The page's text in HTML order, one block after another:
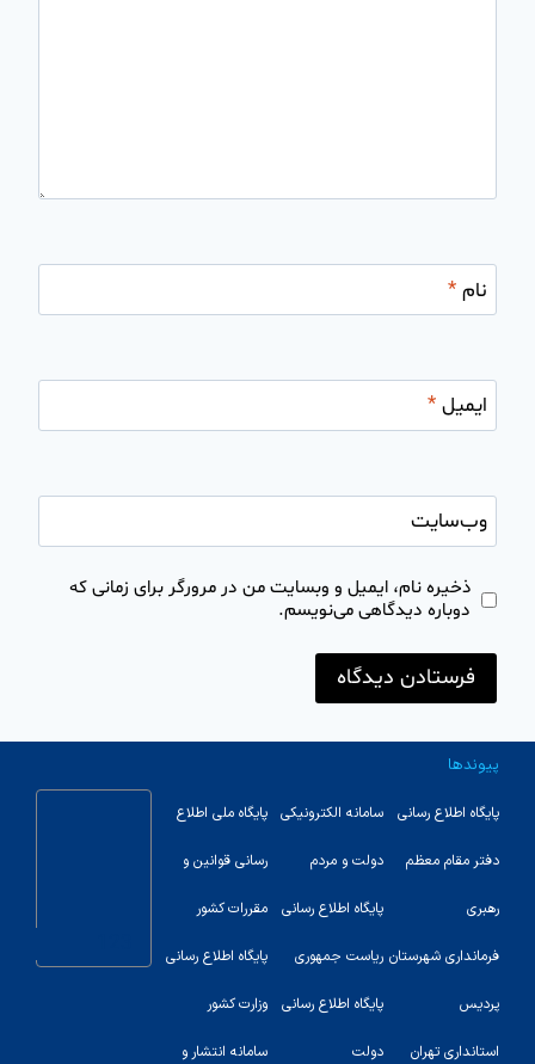
نام*
ایمیل*
وب‌سایت
ذخیره نام، ایمیل و وبسایت من در مرورگر برای زمانی که
دوباره دیدگاهی می‌نویسم.
پیوندها
پایگاه اطلاع رسانی
دفتر مقام معظم
رهبری
فرمانداری شهرستان
پردیس
استانداری تهران
سامانه الکترونیکی
دولت و مردم
پایگاه اطلاع رسانی
ریاست جمهوری
پایگاه اطلاع رسانی
دولت
پایگاه ملی اطلاع
رسانی قوانین و
مقررات کشور
پایگاه اطلاع رسانی
وزارت کشور
سامانه انتشار و